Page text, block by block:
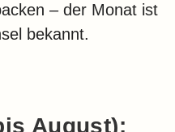
– der Monat ist
bekannt.
August):